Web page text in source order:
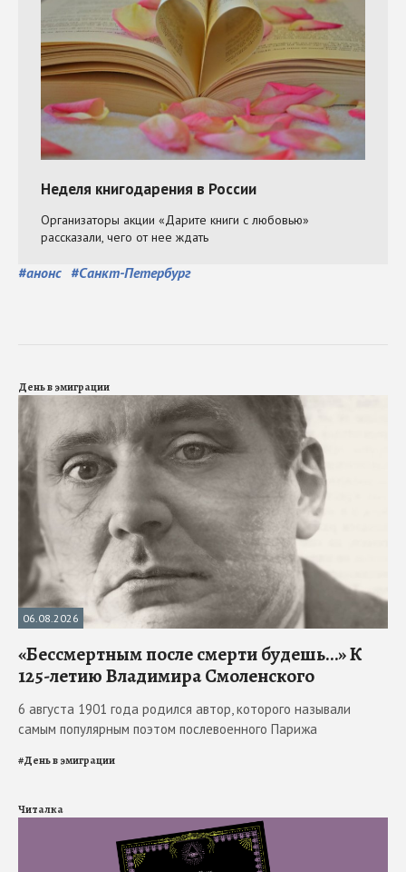
#анонс #Санкт-Петербург
День в эмиграции
06.08.2026
«Бессмертным после смерти будешь…» К
125-летию Владимира Смоленского
6 августа 1901 года родился автор, которого называли
самым популярным поэтом послевоенного Парижа
#День в эмиграции
Читалка